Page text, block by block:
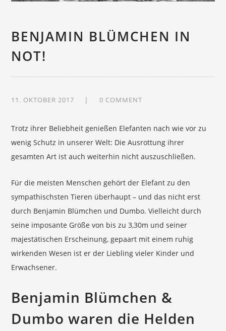
BENJAMIN BLÜMCHEN IN
NOT!
11. OKTOBER 2017 0 COMMENT
Trotz ihrer Beliebheit genießen Elefanten nach wie vor zu
wenig Schutz in unserer Welt: Die Ausrottung ihrer
gesamten Art ist auch weiterhin nicht auszuschließen.
Für die meisten Menschen gehört der Elefant zu den
sympathischsten Tieren überhaupt – und das nicht erst
durch Benjamin Blümchen und Dumbo. Vielleicht durch
seine imposante Größe von bis zu 3,30m und seiner
majestätischen Erscheinung, gepaart mit einem ruhig
wirkenden Wesen ist er der Liebling vieler Kinder und
Erwachsener.
Benjamin Blümchen &
Dumbo waren die Helden